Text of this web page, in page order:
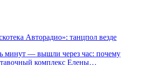
Авторадио»: танцпол везде
минут — вышли через час: почему
комплекс Елены…